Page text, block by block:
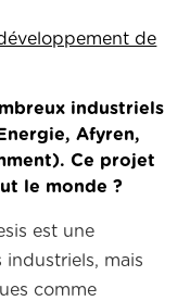
de
industriels
Afyren,
Ce projet
le monde ?
est une
industriels, mais
comme